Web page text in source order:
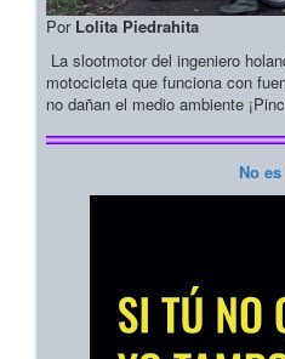
Por Lolita Piedrahita
La slootmotor del ingeniero
motocicleta que funciona con
no dañan el medio ambiente
No